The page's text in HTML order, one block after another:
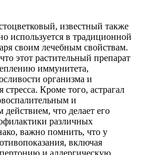
известный также
используется в традиционной
своим лечебным свойствам.
этот растительный препарат
иммунитета,
организма и
Кроме того, астрагал
и
что делает его
различных
важно помнить, что у
включая
и аллергическую